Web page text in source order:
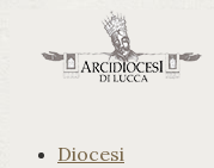
Diocesi